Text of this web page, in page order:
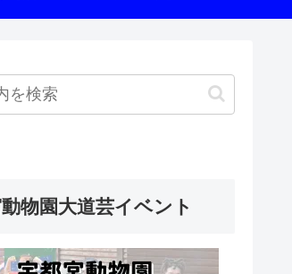
物園大道芸イベント